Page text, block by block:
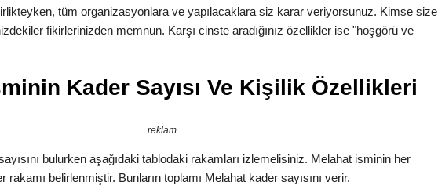
tüm organizasyonlara ve yapılacaklara siz karar veriyorsunuz. Kimse size
fikirlerinizden memnun. Karşı cinste aradığınız özellikler ise "hoşgörü ve
Kader Sayısı Ve Kişilik Özellikleri
reklam
bulurken aşağıdaki tablodaki rakamları izlemelisiniz. Melahat isminin her
rakamı belirlenmiştir. Bunların toplamı Melahat kader sayısını verir.